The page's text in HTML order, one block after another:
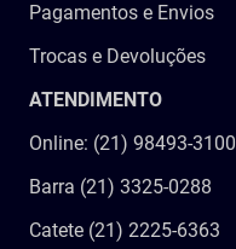
Pagamentos e Envios
Trocas e Devoluções
ATENDIMENTO
Online: (21) 98493-3100
Barra (21) 3325-0288
Catete (21) 2225-6363